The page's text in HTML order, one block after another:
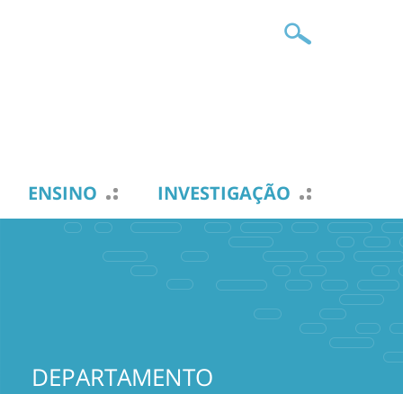
ENSINO INVESTIGAÇÃO
DEPARTAMENTO